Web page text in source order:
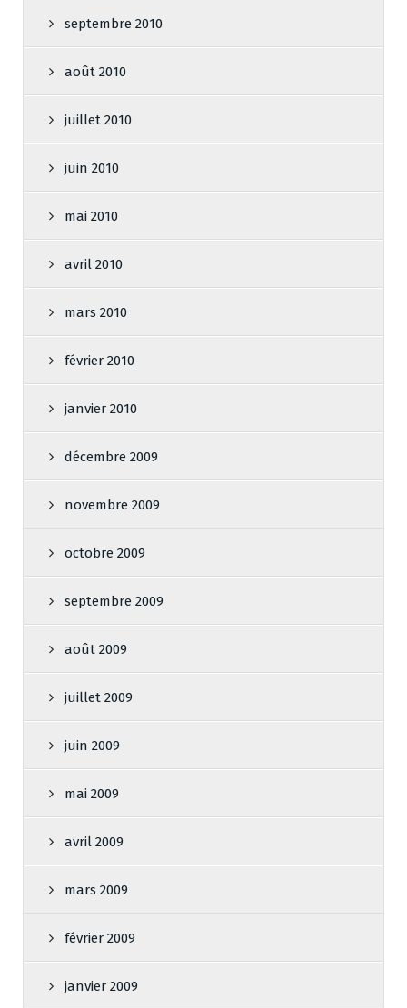
septembre 2010
août 2010
juillet 2010
juin 2010
mai 2010
avril 2010
mars 2010
février 2010
janvier 2010
décembre 2009
novembre 2009
octobre 2009
septembre 2009
août 2009
juillet 2009
juin 2009
mai 2009
avril 2009
mars 2009
février 2009
janvier 2009